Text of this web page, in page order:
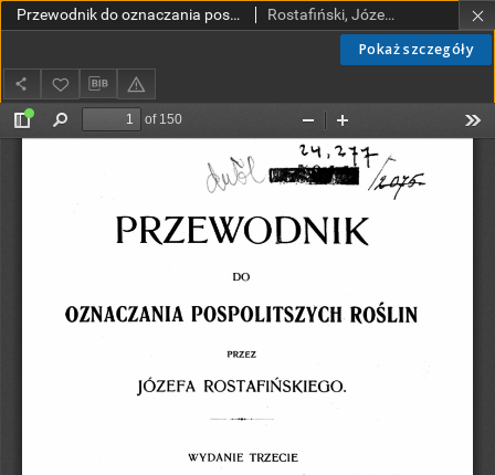
Pokaż szczegóły
Przewodnik do oznaczania pospolitszych roślin. Z. 1. zawierający tekst / przez Józefa Rostafińskiego. Rostafiński, Józef (1850-1928)